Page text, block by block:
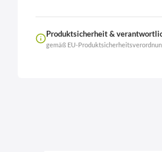
Produktsicherheit &
gemäß EU-